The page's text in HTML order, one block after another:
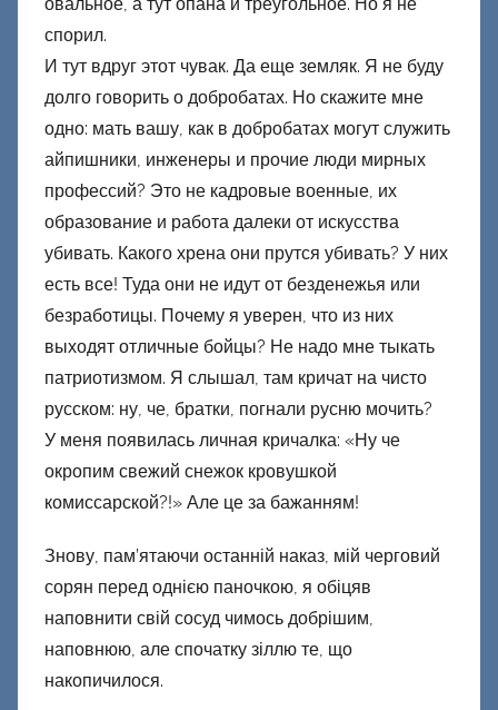
спорил.
И тут вдруг этот чувак. Да еще земляк. Я не буду
долго говорить о добробатах. Но скажите мне
одно: мать вашу, как в добробатах могут служить
айпишники, инженеры и прочие люди мирных
профессий? Это не кадровые военные, их
образование и работа далеки от искусства
убивать. Какого хрена они прутся убивать? У них
есть все! Туда они не идут от безденежья или
безработицы. Почему я уверен, что из них
выходят отличные бойцы? Не надо мне тыкать
патриотизмом. Я слышал, там кричат на чисто
русском: ну, че, братки, погнали русню мочить?
У меня появилась личная кричалка: «Ну че
окропим свежий снежок кровушкой
комиссарской?!» Але це за бажанням!
Знову, пам’ятаючи останній наказ, мій черговий
сорян перед однією паночкою, я обіцяв
наповнити свій сосуд чимось добрішим,
наповнюю, але спочатку зіллю те, що
накопичилося.